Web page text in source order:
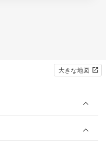
大きな地図